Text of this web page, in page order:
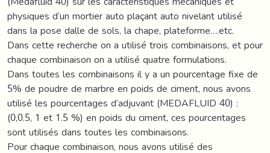
physiques d’un mortier auto plaçant auto nivelant utilisé
dans la pose dalle de sols, la chape, plateforme….etc.
Dans cette recherche on a utilisé trois combinaisons, et pour
chaque combinaison on a utilisé quatre formulations.
Dans toutes les combinaisons il y a un pourcentage fixe de
5% de poudre de marbre en poids de ciment, nous avons
utilisé les pourcentages d’adjuvant (MEDAFLUID 40) :
(0,0.5, 1 et 1.5 %) en poids du ciment, ces pourcentages
sont utilisés dans toutes les combinaisons.
Pour chaque combinaison, nous avons utilisé des